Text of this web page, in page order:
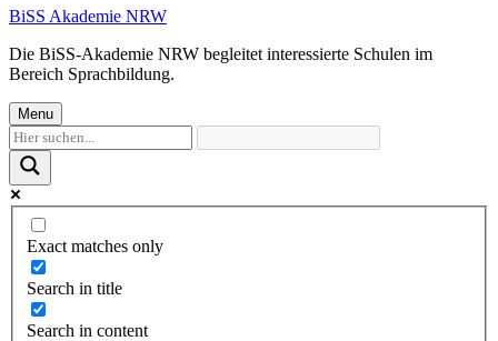
BiSS Akademie NRW
Die BiSS-Akademie NRW begleitet interessierte Schulen im
Bereich Sprachbildung.
Menu
Exact matches only
Search in title
Search in content